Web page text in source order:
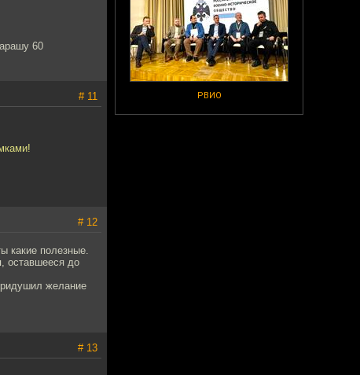
РВИО
60
# 11
# 12
какие полезные.
оставшееся до
желание
# 13